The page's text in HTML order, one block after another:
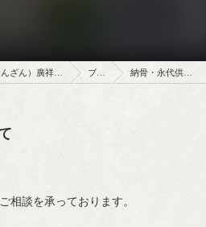
岡崎市の葬儀は深恩山（しんおんざん）廣祥院（こうしょういん） ブログ 納骨・永代供養について
相談を承っております。